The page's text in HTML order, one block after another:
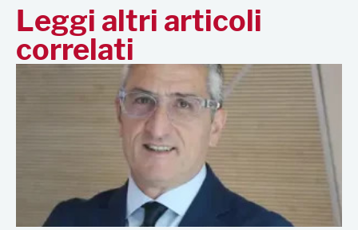
Leggi altri articoli
correlati